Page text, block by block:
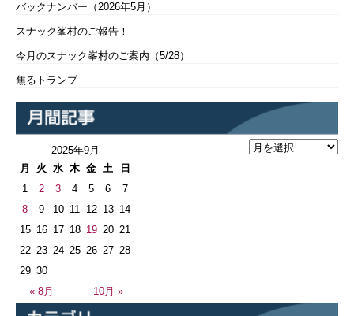
バックナンバー（2026年5月）
スナック峯村のご報告！
今月のスナック峯村のご案内（5/28）
焦るトランプ
2025年9月
月
火 水 木 金 土 日
« 8月 10月 »
1 2 3 4 5 6
7
8
9 10 11 12 13 14
15 16 17 18 19 20 21
22 23 24 25 26 27 28
29 30